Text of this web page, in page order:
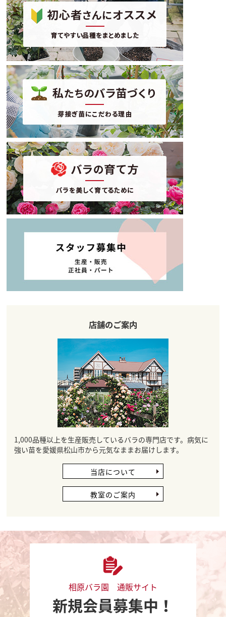
店舗のご案内
1,000品種以上を生産販売しているバラの専門店です。病気に
強い苗を愛媛県松山市から元気なままお届けします。
当店について
教室のご案内
相原バラ園 通販サイト
新規会員募集中！